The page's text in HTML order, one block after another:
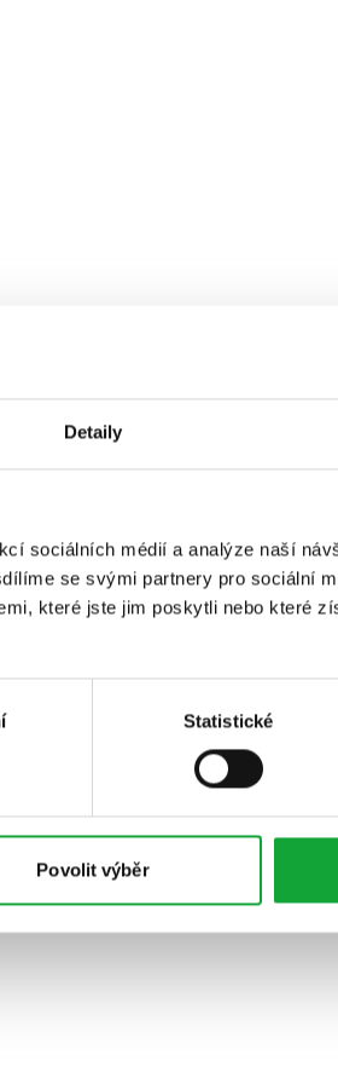
Detaily
sociálních médií a analýze naší
se svými partnery pro sociální
které jste jim poskytli nebo které
Statistické
Povolit výběr